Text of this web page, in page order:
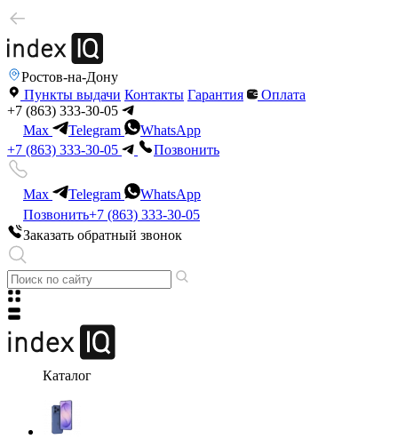
Ростов-на-Дону
Пункты выдачи Контакты Гарантия
Оплата
+7 (863) 333-30-05
Max
Telegram
WhatsApp
+7 (863) 333-30-05
Позвонить
Max Telegram
WhatsApp
Позвонить+7 (863) 333-30-05
Заказать обратный звонок
Каталог